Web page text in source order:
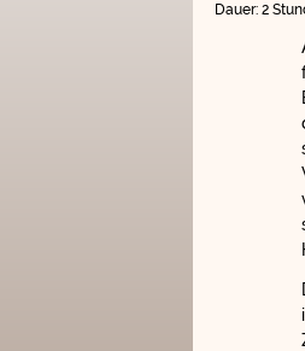
Dauer: 2